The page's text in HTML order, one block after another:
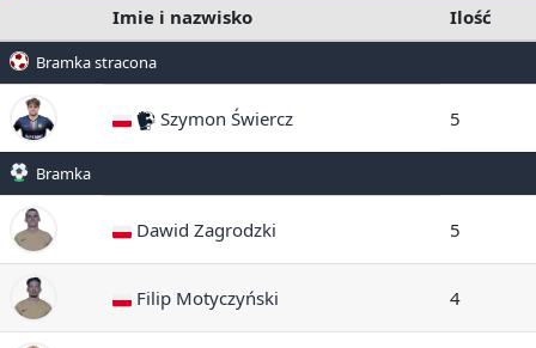
Imie i nazwisko Ilość
Bramka stracona
Szymon Świercz 5
Bramka
Dawid Zagrodzki 5
Filip Motyczyński 4